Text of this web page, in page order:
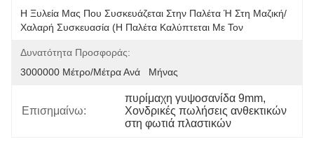
Η Ξυλεία Μας Που Συσκευάζεται Στην Παλέτα Ή Στη Μαζική/
Χαλαρή Συσκευασία (η Παλέτα Καλύπτεται Με Τον
Δυνατότητα Προσφοράς:
3000000 Μέτρο/μέτρα Ανά   Μήνας
Επισημαίνω:
πυρίμαχη γυψοσανίδα 9mm,
Χονδρικές πωλήσεις ανθεκτικών
στη φωτιά πλαστικών